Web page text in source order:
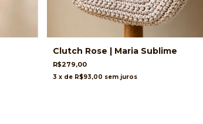
Clutch Rose | Maria Sublime
R$279,00
3 x de R$93,00 sem juros